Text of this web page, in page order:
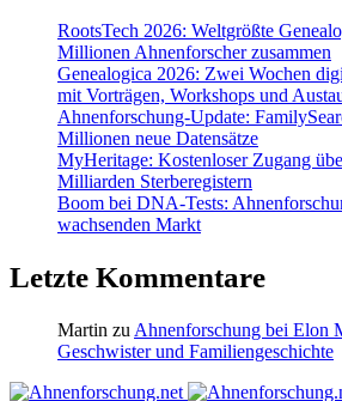
RootsTech 2026: Weltgrößte
Millionen Ahnenforscher zusammen
Genealogica 2026: Zwei Wochen
mit Vorträgen, Workshops und
Ahnenforschung-Update:
Millionen neue Datensätze
MyHeritage: Kostenloser Zugang
Milliarden Sterberegistern
Boom bei DNA-Tests:
wachsenden Markt
Letzte Kommentare
Martin zu Ahnenforschung bei Elon
Geschwister und Familiengeschichte